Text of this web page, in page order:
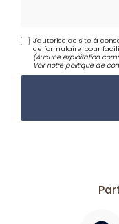
J'autorise ce site à
ce formulaire pour
(Aucune exploitation
Voir notrepolitique de